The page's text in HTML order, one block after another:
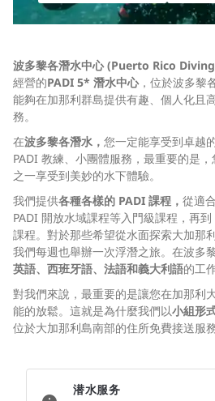
波多黎各潛水中心 (Puerto Rico
經營的PADI 5* 潛水中心，位於波多黎
能夠在加那利群島提供有趣、個人化且
務。
在波多黎各潛水， 您一定能享受到卓越
PADI 教練、小團體服務，最重要的是
之一享受到美妙的水下體驗。
我們提供各種各樣的 PADI 課程， 從適
PADI 開放水域課程等入門級課程，再
課程。對於那些希望從水面探索大加那
我們每週也舉辦一次浮潛之旅。在波多
英語、西班牙語、法語和義大利語的工
對我們來說，最重要的是讓您在加那利
能的放鬆。這就是為什麼我們以小組形
位於大加那利島南部的住所免費接送服務
潜水服务